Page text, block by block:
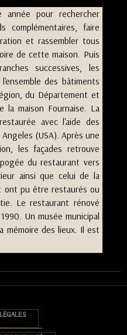
pour rechercher
complémentaires, faire
et rassembler tous
de cette maison. Puis
successives, les
des bâtiments
du Département et
la maison Fournaise. La
avec l'aide des
(USA). Après une
les façades retrouve
du restaurant vers
ainsi que celui de la
ont pu être restaurés ou
Le restaurant rénové
Un musée municipal
mémoire des lieux. Il est